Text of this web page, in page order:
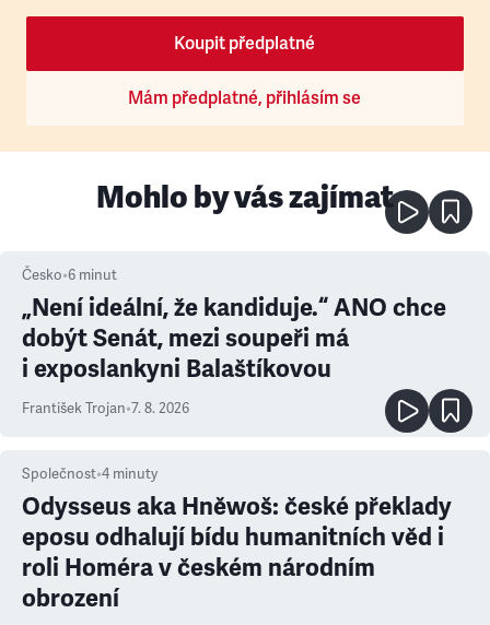
Koupit předplatné
Mám předplatné, přihlásím se
Mohlo by vás zajímat
Česko•6 minut
„Není ideální, že kandiduje.“ ANO chce
dobýt Senát, mezi soupeři má
i exposlankyni Balaštíkovou
František Trojan•7. 8. 2026
Společnost•4 minuty
Odysseus aka Hněwoš: české překlady
eposu odhalují bídu humanitních věd i
roli Homéra v českém národním
obrození